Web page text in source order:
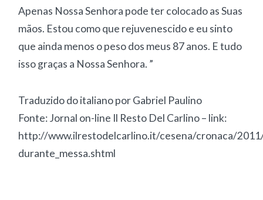
Apenas Nossa Senhora pode ter colocado as Suas
mãos. Estou como que rejuvenescido e eu sinto
que ainda menos o peso dos meus 87 anos. E tudo
isso graças a Nossa Senhora. ”
Traduzido do italiano por Gabriel Paulino
Fonte: Jornal on-line Il Resto Del Carlino – link:
http://www.ilrestodelcarlino.it/cesena/cronaca/
durante_messa.shtml